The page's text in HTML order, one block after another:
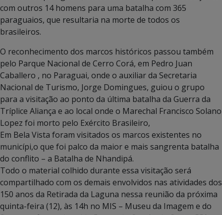
com outros 14 homens para uma batalha com 365
paraguaios, que resultaria na morte de todos os
brasileiros.
O reconhecimento dos marcos históricos passou também
pelo Parque Nacional de Cerro Corá, em Pedro Juan
Caballero , no Paraguai, onde o auxiliar da Secretaria
Nacional de Turismo, Jorge Domingues, guiou o grupo
para a visitação ao ponto da última batalha da Guerra da
Tríplice Aliança e ao local onde o Marechal Francisco Solano
Lopez foi morto pelo Exército Brasileiro,
Em Bela Vista foram visitados os marcos existentes no
municípi,o que foi palco da maior e mais sangrenta batalha
do conflito – a Batalha de Nhandipá.
Todo o material colhido durante essa visitação será
compartilhado com os demais envolvidos nas atividades dos
150 anos da Retirada da Laguna nessa reunião da próxima
quinta-feira (12), às 14h no MIS – Museu da Imagem e do